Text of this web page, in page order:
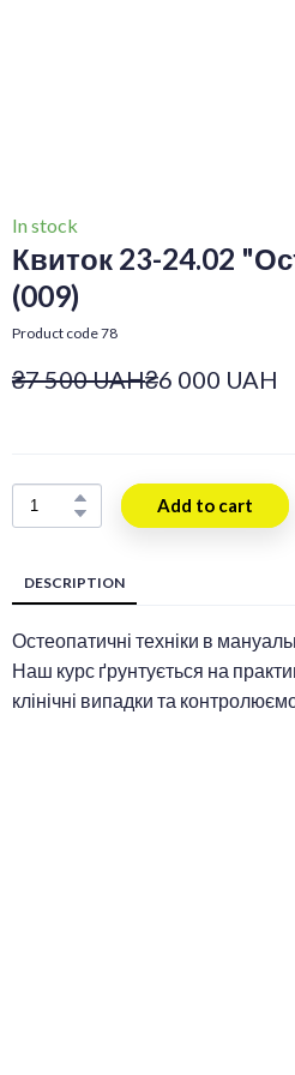
In stock
Квиток 23-24.02
(009)
Product code 78
₴7 500 UAH₴6 000 UAH
Add to cart
DESCRIPTION
Остеопатичні техніки в
Наш курс ґрунтується на
клінічні випадки та